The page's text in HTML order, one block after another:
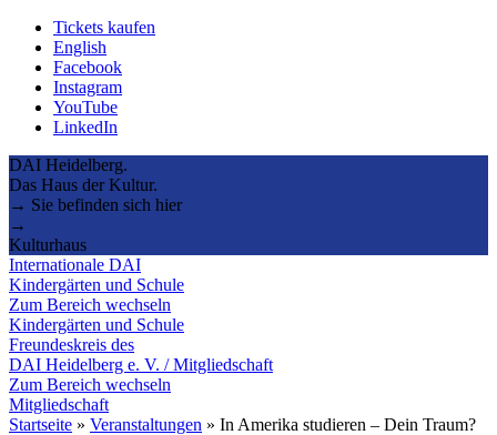
Tickets kaufen
English
Facebook
Instagram
YouTube
LinkedIn
DAI Heidelberg.
Das Haus der Kultur.
→ Sie befinden sich hier
→
Kulturhaus
Internationale DAI
Kindergärten und Schule
Zum Bereich wechseln
Kindergärten und Schule
Freundeskreis des
DAI Heidelberg e. V. / Mitgliedschaft
Zum Bereich wechseln
Mitgliedschaft
Startseite » Veranstaltungen » In Amerika studieren – Dein Traum?